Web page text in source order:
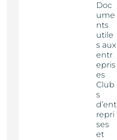
Doc
ume
nts
utile
s aux
entr
epris
es
Club
s
d’ent
repri
ses
et